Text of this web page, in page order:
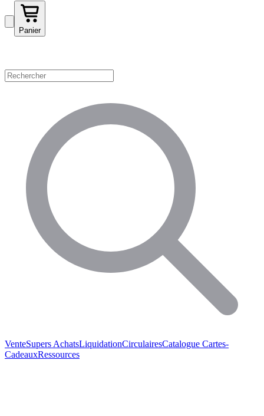
Panier
VenteSupers AchatsLiquidationCirculairesCatalogue Cartes-
CadeauxRessources